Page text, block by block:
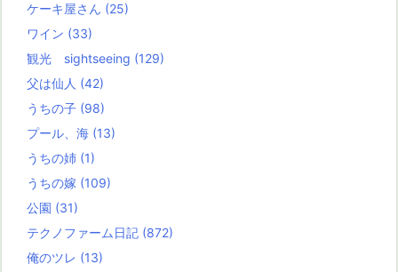
ケーキ屋さん (25)
ワイン (33)
観光 sightseeing (129)
父は仙人 (42)
うちの子 (98)
プール、海 (13)
うちの姉 (1)
うちの嫁 (109)
公園 (31)
テクノファーム日記 (872)
俺のツレ (13)